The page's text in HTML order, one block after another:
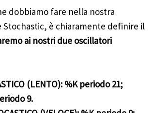
dobbiamo fare nella nostra
Stochastic, è chiaramente definire il
ai nostri due oscillatori
(LENTO): %K periodo 21;
9.